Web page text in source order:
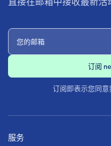
订阅即表示您同意
服务